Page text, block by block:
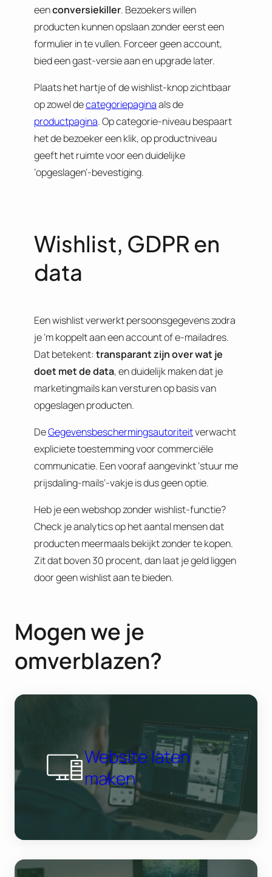
eenconversiekiller. Bezoekers willen
producten kunnen opslaan zonder eerst een
formulier in te vullen. Forceer geen account,
bied een gast-versie aan en upgrade later.
Plaats het hartje of de wishlist-knop zichtbaar
op zowel decategoriepaginaals de
productpagina. Op categorie-niveau bespaart
het de bezoeker een klik, op productniveau
geeft het ruimte voor een duidelijke
‘opgeslagen’-bevestiging.
Wishlist, GDPR en
data
Een wishlist verwerkt persoonsgegevens zodra
je ‘m koppelt aan een account of e-mailadres.
Dat betekent: transparant zijn over wat je
doet met de data, en duidelijk maken dat je
marketingmails kan versturen op basis van
opgeslagen producten.
DeGegevensbeschermingsautoriteitverwacht
expliciete toestemming voor commerciële
communicatie. Een vooraf aangevinkt ‘stuur me
prijsdaling-mails’-vakje is dus geen optie.
Heb je een webshop zonder wishlist-functie?
Check je analytics op het aantal mensen dat
producten meermaals bekijkt zonder te kopen.
Zit dat boven 30 procent, dan laat je geld liggen
door geen wishlist aan te bieden.
Mogen we je
omverblazen?
Website laten
maken